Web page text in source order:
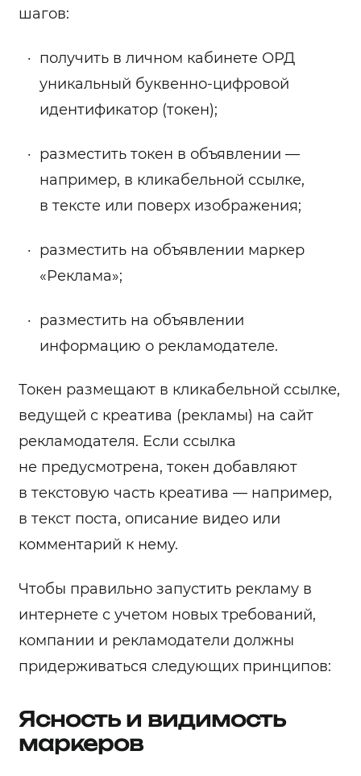
шагов:
получить в личном кабинете ОРД
уникальный буквенно-цифровой
идентификатор (токен);
разместить токен в объявлении —
например, в кликабельной ссылке,
в тексте или поверх изображения;
разместить на объявлении маркер
«Реклама»;
разместить на объявлении
информацию о рекламодателе.
Токен размещают в кликабельной ссылке,
ведущей с креатива (рекламы) на сайт
рекламодателя. Если ссылка
не предусмотрена, токен добавляют
в текстовую часть креатива — например,
в текст поста, описание видео или
комментарий к нему.
Чтобы правильно запустить рекламу в
интернете с учетом новых требований,
компании и рекламодатели должны
придерживаться следующих принципов:
Ясность и видимость
маркеров